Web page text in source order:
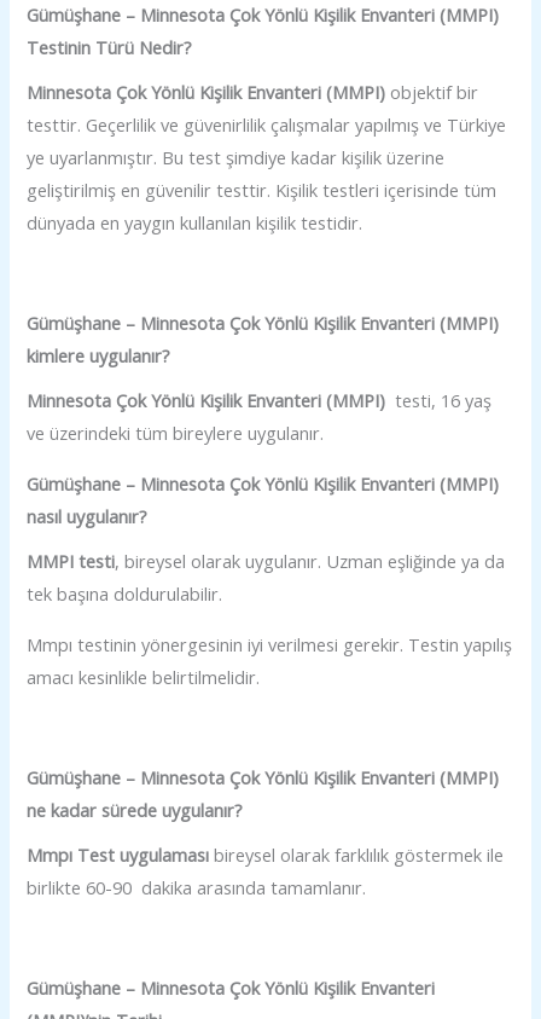
​Gümüşhane – Minnesota Çok Yönlü Kişilik Envanteri (MMPI)
Testinin Türü Nedir?
Minnesota Çok Yönlü Kişilik Envanteri (MMPI) objektif bir
testtir. Geçerlilik ve güvenirlilik çalışmalar yapılmış ve Türkiye
ye uyarlanmıştır. Bu test şimdiye kadar kişilik üzerine
geliştirilmiş en güvenilir testtir. Kişilik testleri içerisinde tüm
dünyada en yaygın kullanılan kişilik testidir.
Gümüşhane – Minnesota Çok Yönlü Kişilik Envanteri (MMPI)
kimlere uygulanır?
Minnesota Çok Yönlü Kişilik Envanteri (MMPI) testi, 16 yaş
ve üzerindeki tüm bireylere uygulanır.
Gümüşhane – Minnesota Çok Yönlü Kişilik Envanteri (MMPI)
nasıl uygulanır?
MMPI testi, bireysel olarak uygulanır. Uzman eşliğinde ya da
tek başına doldurulabilir.
Mmpı testinin yönergesinin iyi verilmesi gerekir. Testin yapılış
amacı kesinlikle belirtilmelidir.
Gümüşhane – Minnesota Çok Yönlü Kişilik Envanteri (MMPI)
ne kadar sürede uygulanır?
Mmpı Test uygulaması bireysel olarak farklılık göstermek ile
birlikte 60-90 dakika arasında tamamlanır.
Gümüşhane – Minnesota Çok Yönlü Kişilik Envanteri